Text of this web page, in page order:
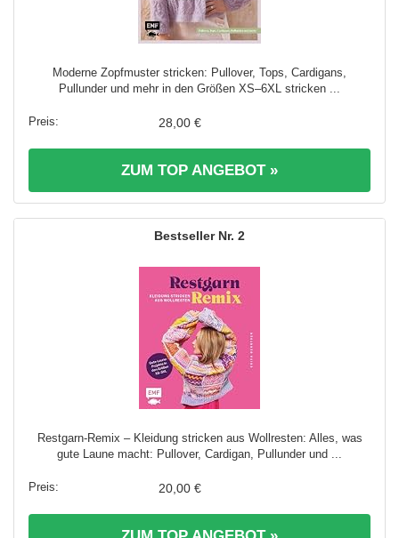
Moderne Zopfmuster stricken: Pullover, Tops, Cardigans,
Pullunder und mehr in den Größen XS–6XL stricken ...
28,00 €
ZUM TOP ANGEBOT »
2
Restgarn-Remix – Kleidung stricken aus Wollresten: Alles, was
gute Laune macht: Pullover, Cardigan, Pullunder und ...
20,00 €